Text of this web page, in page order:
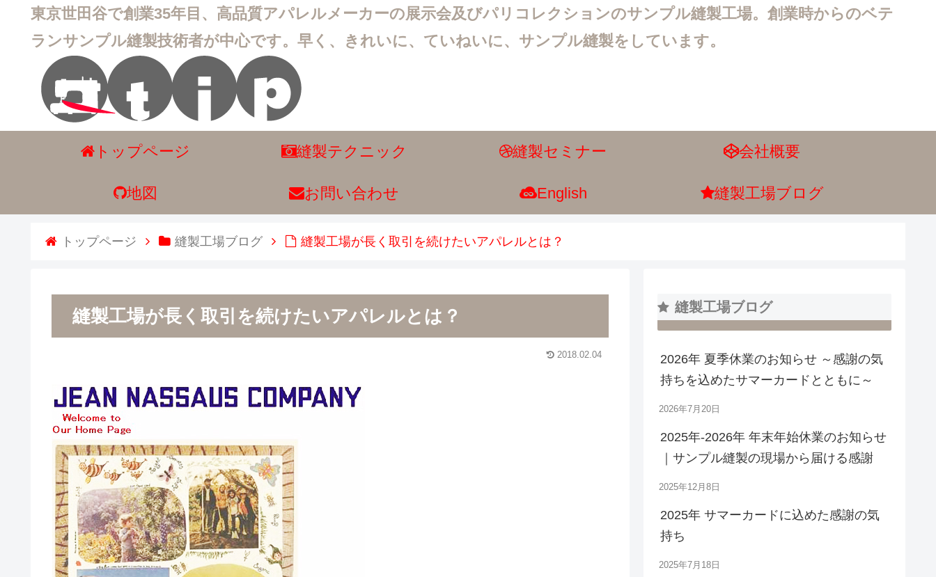
東京世田谷で創業35年目、高品質アパレルメーカーの展示会及びパリコレクションのサンプル縫製工場。創業時からのベテ
ランサンプル縫製技術者が中心です。早く、きれいに、ていねいに、サンプル縫製をしています。
トップページ 縫製テクニック 縫製セミナー 会社概要
地図 お問い合わせ English 縫製工場ブログ
トップページ 縫製工場ブログ 縫製工場が長く取引を続けたいアパレルとは？
縫製工場が長く取引を続けたいアパレルとは？
2018.02.04
縫製工場ブログ
2026年 夏季休業のお知らせ ～感謝の気
持ちを込めたサマーカードとともに～
2026年7月20日
2025年-2026年 年末年始休業のお知らせ
｜サンプル縫製の現場から届ける感謝
2025年12月8日
2025年 サマーカードに込めた感謝の気
持ち
2025年7月18日